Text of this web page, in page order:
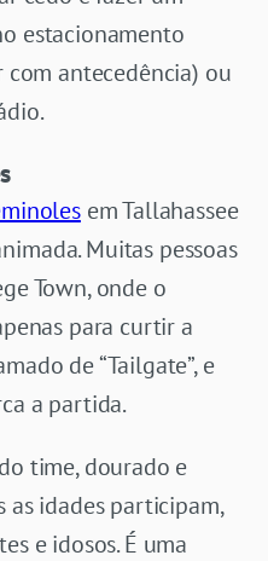
estacionamento
antecedência) ou
em Tallahassee
Muitas pessoas
Town, onde o
para curtir a
de “Tailgate”, e
a partida.
time, dourado e
as idades participam,
e idosos. É uma